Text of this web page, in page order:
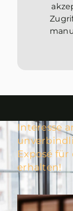
Interesse
Exposé für
erhalten!